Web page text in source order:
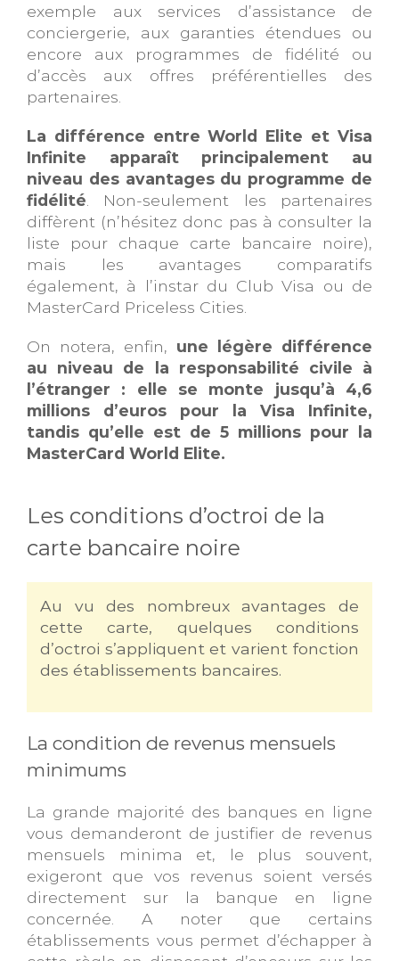
exemple aux services d’assistance de
conciergerie, aux garanties étendues ou
encore aux programmes de fidélité ou
d’accès aux offres préférentielles des
partenaires.
La différence entre World Elite et Visa
Infinite apparaît principalement au
niveau des avantages du programme de
fidélité . Non-seulement les partenaires
diffèrent (n’hésitez donc pas à consulter la
liste pour chaque carte bancaire noire),
mais les avantages comparatifs
également, à l’instar du Club Visa ou de
MasterCard Priceless Cities.
On notera, enfin, une légère différence
au niveau de la responsabilité civile à
l’étranger : elle se monte jusqu’à 4,6
millions d’euros pour la Visa Infinite,
tandis qu’elle est de 5 millions pour la
MasterCard World Elite.
Les conditions d’octroi de la
carte bancaire noire
Au vu des nombreux avantages de
cette carte, quelques conditions
d’octroi s’appliquent et varient fonction
des établissements bancaires.
La condition de revenus mensuels
minimums
La grande majorité des banques en ligne
vous demanderont de justifier de revenus
mensuels minima et, le plus souvent,
exigeront que vos revenus soient versés
directement sur la banque en ligne
concernée. A noter que certains
établissements vous permet d’échapper à